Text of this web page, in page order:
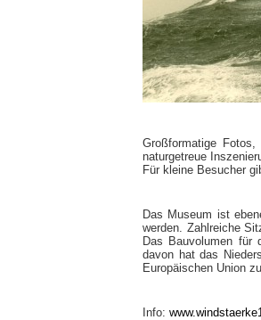
Großformatige
naturgetreue
Für kleine Besucher
Das Museum ist
werden. Zahlreiche
Das Bauvolumen für
davon hat das
Europäischen Union
Info: